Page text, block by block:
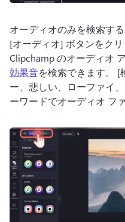
オーディオのみを検索す
[オーディオ] ボタンをクリ
Clipchamp のオーディオ
効果音を検索できます。 [
ー、悲しい、ローファイ
ーワードでオーディオ フ